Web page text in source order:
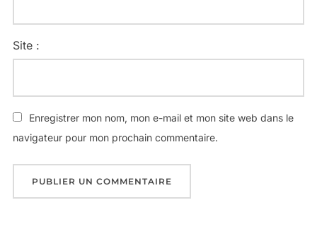
Site :
Enregistrer mon nom, mon e-mail et mon site web dans le
navigateur pour mon prochain commentaire.